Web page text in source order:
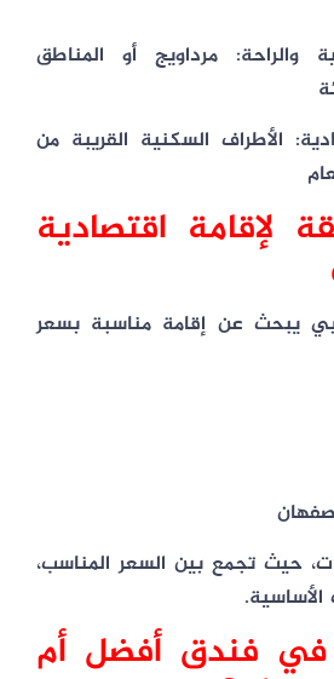
والراحة:مرداويج أو المناطق
الأطراف السكنية القريبة من
لإقامة اقتصادية
يبحث عنإقامة مناسبة بسعر
حيث تجمع بينالسعر المناسب،
.
في فندق أفضل أم